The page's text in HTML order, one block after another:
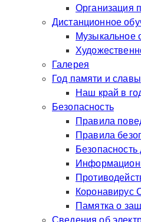
Организация
Дистанционное
Музыкальное
Галерея
Год памяти и славы
Наш край в
Безопасность
Правила
Правила
Коронавирус
Памятка о
Сведения об